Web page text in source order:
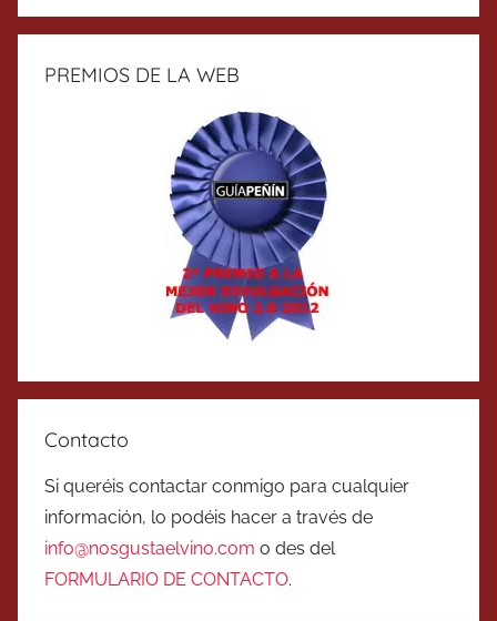
PREMIOS DE LA WEB
Contacto
Si queréis contactar conmigo para cualquier
información, lo podéis hacer a través de
info@nosgustaelvino.com o des del
FORMULARIO DE CONTACTO.